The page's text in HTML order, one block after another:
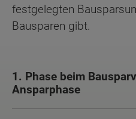
festgelegten
Bausparen gibt.
1. Phase beim
Ansparphase